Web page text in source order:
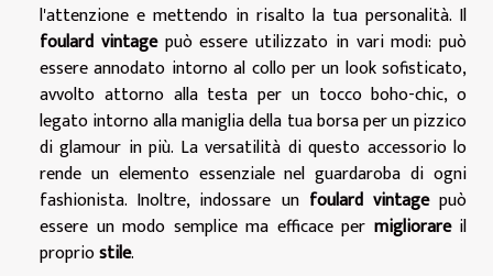
l'attenzione e mettendo in risalto la tua personalità. Il
foulard vintagepuò essere utilizzato in vari modi: può
essere annodato intorno al collo per un look sofisticato,
avvolto attorno alla testa per un tocco boho-chic, o
legato intorno alla maniglia della tua borsa per un pizzico
di glamour in più. La versatilità di questo accessorio lo
rende un elemento essenziale nel guardaroba di ogni
fashionista. Inoltre, indossare un foulard vintagepuò
essere un modo semplice ma efficace per migliorareil
propriostile.